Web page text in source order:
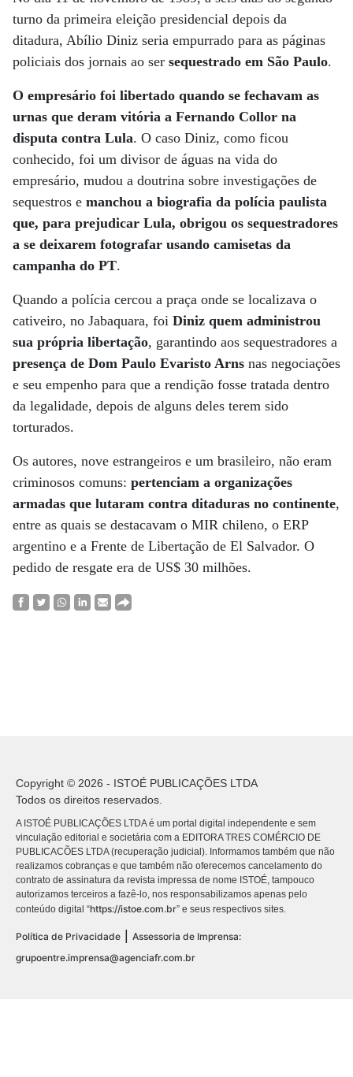
turno da primeira eleição presidencial depois da
ditadura, Abílio Diniz seria empurrado para as páginas
policiais dos jornais ao ser sequestrado em São Paulo.
O empresário foi libertado quando se fechavam as
urnas que deram vitória a Fernando Collor na
disputa contra Lula. O caso Diniz, como ficou
conhecido, foi um divisor de águas na vida do
empresário, mudou a doutrina sobre investigações de
sequestros e manchou a biografia da polícia paulista
que, para prejudicar Lula, obrigou os sequestradores
a se deixarem fotografar usando camisetas da
campanha do PT.
Quando a polícia cercou a praça onde se localizava o
cativeiro, no Jabaquara, foi Diniz quem administrou
sua própria libertação, garantindo aos sequestradores a
presença de Dom Paulo Evaristo Arns nas negociações
e seu empenho para que a rendição fosse tratada dentro
da legalidade, depois de alguns deles terem sido
torturados.
Os autores, nove estrangeiros e um brasileiro, não eram
criminosos comuns: pertenciam a organizações
armadas que lutaram contra ditaduras no continente,
entre as quais se destacavam o MIR chileno, o ERP
argentino e a Frente de Libertação de El Salvador. O
pedido de resgate era de US$ 30 milhões.
Copyright © 2026 - ISTOÉ PUBLICAÇÕES LTDA
Todos os direitos reservados.
A ISTOÉ PUBLICAÇÕES LTDA é um portal digital independente e sem
vinculação editorial e societária com a EDITORA TRES COMÉRCIO DE
PUBLICACÕES LTDA (recuperação judicial). Informamos também que não
realizamos cobranças e que também não oferecemos cancelamento do
contrato de assinatura da revista impressa de nome ISTOÉ, tampouco
autorizamos terceiros a fazê-lo, nos responsabilizamos apenas pelo
conteúdo digital “https://istoe.com.br” e seus respectivos sites.
Política de Privacidade
Assessoria de Imprensa:
grupoentre.imprensa@agenciafr.com.br